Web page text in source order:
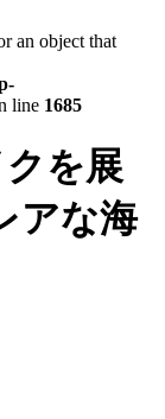
an object that
line 1685
を展
アな海